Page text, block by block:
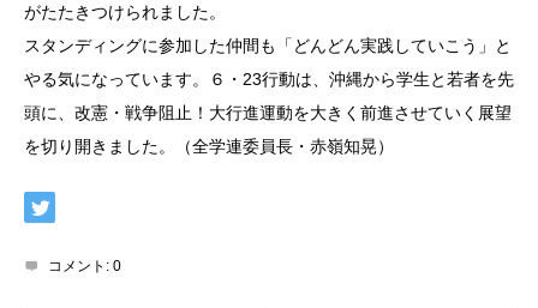
がたたきつけられました。
スタンディングに参加した仲間も「どんどん実践していこう」と
やる気になっています。６・23行動は、沖縄から学生と若者を先
頭に、改憲・戦争阻止！大行進運動を大きく前進させていく展望
を切り開きました。（全学連委員長・赤嶺知晃）
コメント: 0